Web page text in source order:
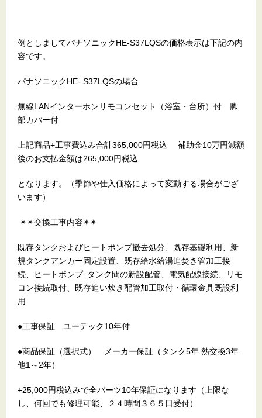
例としましてパナソニックHE-S37LQSの価格表示は下記の内
容です。
パナソニックHE- S37LQSの場合
無線LANインターホンリモコンセット（浴室・台所）付 脚
部カバー付
上記商品+工事費込み合計365,000円税込 補助金10万円減額
後のお支払金額は265,000円税込
となります。（季節や仕入価格によって変動する場合がござ
います）
✴︎✴︎交換工事内容✴︎✴︎
既存タンクおよびヒートポンプ撤去処分、既存基礎利用、新
規タンクアンカー固定設置、既存給水給湯追焚き管加工接
続、ヒートポンプｰタンク間の新設配管、電気配線接続、リモ
コン接続取付、既存追い炊き配管加工取付・循環金具既設利
用
●工事保証 ユーテック10年付
●商品保証（選択式） メーカー保証（タンク5年.熱交換3年.
他1～2年）
+25,000円税込みで全パーツ10年保証になります（上限な
し、何回でも修理可能、２４時間３６５日受付）